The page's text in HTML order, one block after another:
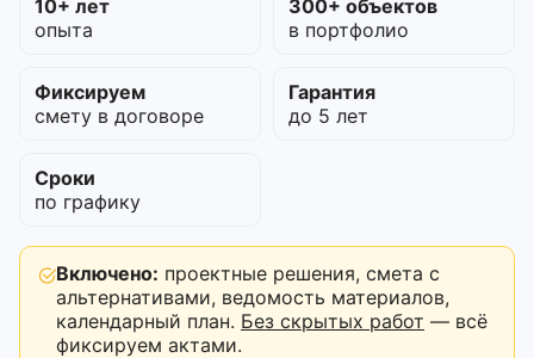
10+ лет
опыта
300+ объектов
в портфолио
Фиксируем
смету в договоре
Гарантия
до 5 лет
Сроки
по графику
Включено: проектные решения, смета с
альтернативами, ведомость материалов,
календарный план. Без скрытых работ — всё
фиксируем актами.